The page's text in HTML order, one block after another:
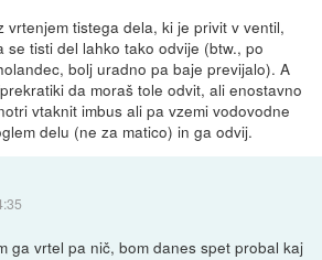
vrtenjem tistega dela, ki je privit v ventil,
se tisti del lahko tako odvije (btw., po
bolj uradno pa baje previjalo). A
da moraš tole odvit, ali enostavno
vtaknit imbus ali pa vzemi vodovodne
delu (ne za matico) in ga odvij.
ga vrtel pa nič, bom danes spet probal kaj